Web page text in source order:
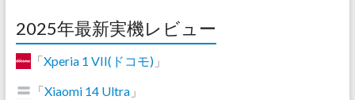
2025年最新実機レビュー
「Xperia 1 VII(ドコモ)」
「Xiaomi 14 Ultra」